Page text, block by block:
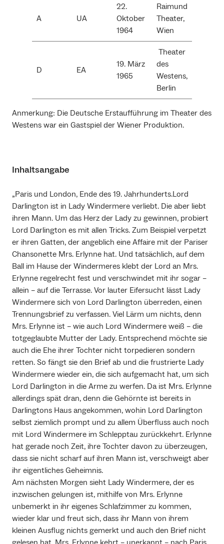
A UA
22.
Oktober
1964
Raimund
Theater,
Wien
D EA
19. März
1965
Theater
des
Westens,
Berlin
Anmerkung: Die Deutsche Erstaufführung im Theater des
Westens war ein Gastspiel der Wiener Produktion.
Inhaltsangabe
„Paris und London, Ende des 19. Jahrhunderts.Lord
Darlington ist in Lady Windermere verliebt. Die aber liebt
ihren Mann. Um das Herz der Lady zu gewinnen, probiert
Lord Darlington es mit allen Tricks. Zum Beispiel verpetzt
er ihren Gatten, der angeblich eine Affaire mit der Pariser
Chansonette Mrs. Erlynne hat. Und tatsächlich, auf dem
Ball im Hause der Windermeres klebt der Lord an Mrs.
Erlynne regelrecht fest und verschwindet mit ihr sogar –
allein – auf die Terrasse. Vor lauter Eifersucht lässt Lady
Windermere sich von Lord Darlington überreden, einen
Trennungsbrief zu verfassen. Viel Lärm um nichts, denn
Mrs. Erlynne ist – wie auch Lord Windermere weiß – die
totgeglaubte Mutter der Lady. Entsprechend möchte sie
auch die Ehe ihrer Tochter nicht torpedieren sondern
retten. So fängt sie den Brief ab und die frustrierte Lady
Windermere wieder ein, die sich aufgemacht hat, um sich
Lord Darlington in die Arme zu werfen. Da ist Mrs. Erlynne
allerdings spät dran, denn die Gehörnte ist bereits in
Darlingtons Haus angekommen, wohin Lord Darlington
selbst ziemlich prompt und zu allem Überfluss auch noch
mit Lord Windermere im Schlepptau zurückkehrt. Erlynne
hat gerade noch Zeit, ihre Tochter davon zu überzeugen,
dass sie nicht scharf auf ihren Mann ist, verschweigt aber
ihr eigentliches Geheimnis.
Am nächsten Morgen sieht Lady Windermere, der es
inzwischen gelungen ist, mithilfe von Mrs. Erlynne
unbemerkt in ihr eigenes Schlafzimmer zu kommen,
wieder klar und freut sich, dass ihr Mann von ihrem
kleinen Ausflug nichts gemerkt und auch den Brief nicht